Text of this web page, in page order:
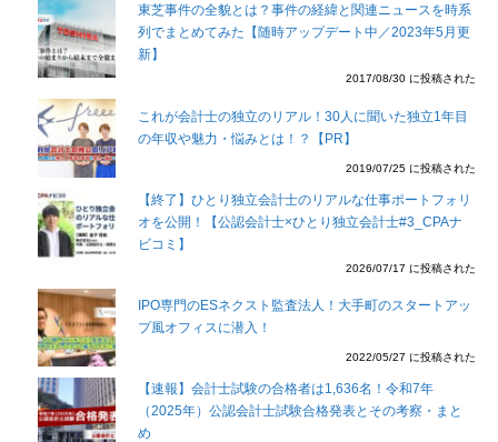
東芝事件の全貌とは？事件の経緯と関連ニュースを時系
列でまとめてみた【随時アップデート中／2023年5月更
新】
2017/08/30 に投稿された
これが会計士の独立のリアル！30人に聞いた独立1年目
の年収や魅力・悩みとは！？【PR】
2019/07/25 に投稿された
【終了】ひとり独立会計士のリアルな仕事ポートフォリ
オを公開！【公認会計士×ひとり独立会計士#3_CPAナ
ビコミ】
2026/07/17 に投稿された
IPO専門のESネクスト監査法人！大手町のスタートアッ
プ風オフィスに潜入！
2022/05/27 に投稿された
【速報】会計士試験の合格者は1,636名！令和7年
（2025年）公認会計士試験合格発表とその考察・まと
め